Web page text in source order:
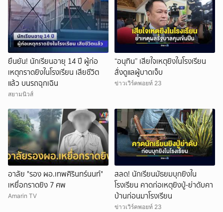
ยืนยัน! นักเรียนอายุ 14 ปี ผู้ก่อ
เหตุกราดยิงในโรงเรียน เสียชีวิต
แล้ว บนรถฉุกเฉิน
สยามนิวส์
“อนุทิน” เสียใจเหตุยิงในโรงเรียน
สั่งดูแลผู้บาดเจ็บ
ข่าวเวิร์คพอยท์ 23
อาลัย "รอง ผอ.เทพศิรินทร์นนท์"
เหยื่อกราดยิง 7 ศพ
Amarin TV
สลด! นักเรียนมัธยมบุกยิงใน
โรงเรียน คาดก่อเหตุยิงปู่-ย่าดับคา
บ้านก่อนมาโรงเรียน
ข่าวเวิร์คพอยท์ 23